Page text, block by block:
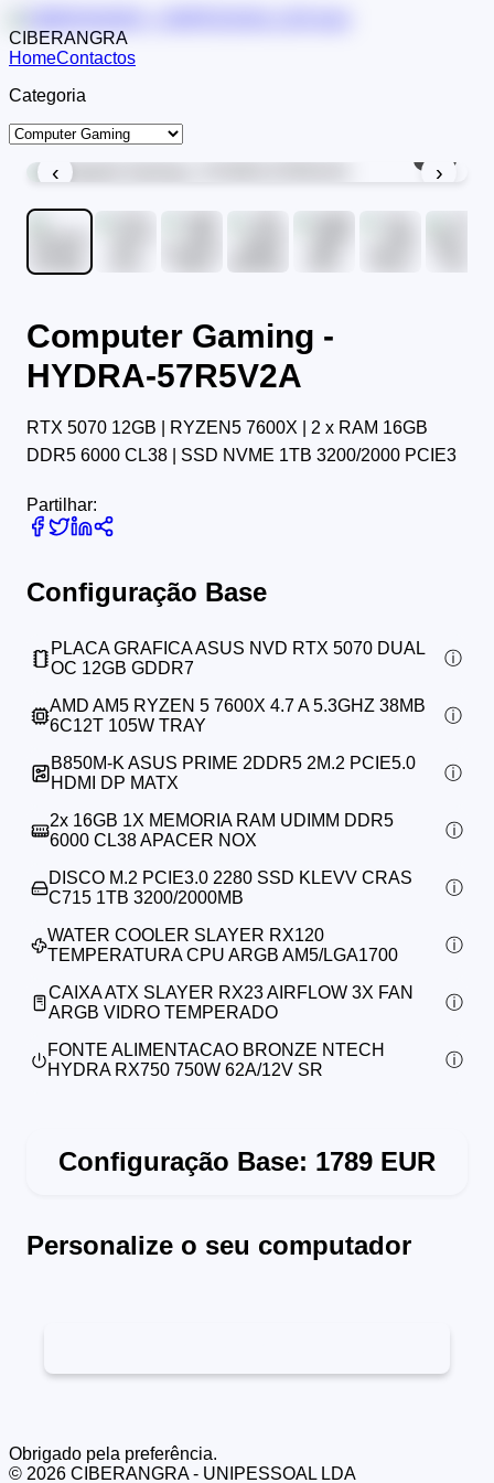
CIBERANGRA
HomeContactos
Categoria
‹ ›
1
Computer Gaming -
HYDRA-57R5V2A
RTX 5070 12GB | RYZEN5 7600X | 2 x RAM 16GB
DDR5 6000 CL38 | SSD NVME 1TB 3200/2000 PCIE3
Partilhar:
Configuração Base
PLACA GRAFICA ASUS NVD RTX 5070 DUAL
OC 12GB GDDR7
AMD AM5 RYZEN 5 7600X 4.7 A 5.3GHZ 38MB
6C12T 105W TRAY
B850M-K ASUS PRIME 2DDR5 2M.2 PCIE5.0
HDMI DP MATX
2x 16GB 1X MEMORIA RAM UDIMM DDR5
6000 CL38 APACER NOX
DISCO M.2 PCIE3.0 2280 SSD KLEVV CRAS
C715 1TB 3200/2000MB
WATER COOLER SLAYER RX120
TEMPERATURA CPU ARGB AM5/LGA1700
CAIXA ATX SLAYER RX23 AIRFLOW 3X FAN
ARGB VIDRO TEMPERADO
FONTE ALIMENTACAO BRONZE NTECH
HYDRA RX750 750W 62A/12V SR
Configuração Base: 1789 EUR
Personalize o seu computador
Obrigado pela preferência.
© 2026 CIBERANGRA - UNIPESSOAL LDA